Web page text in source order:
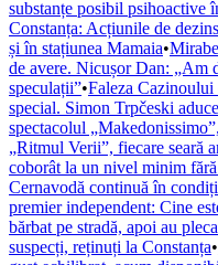
substanțe posibil psihoactive
Constanța: Acțiunile de
și în stațiunea Mamaia•
de avere. Nicușor Dan: „Am
speculații”•Faleza Cazinoului
special. Simon Trpčeski
spectacolul
„Ritmul Verii”, fiecare seară
coborât la un nivel minim
Cernavodă continuă în
premier independent: Cine
bărbat pe stradă, apoi au
suspecți, reținuți la Constanța•